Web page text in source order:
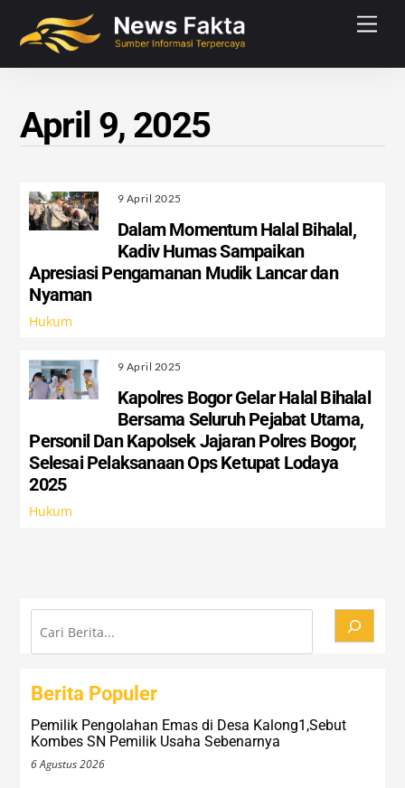
content
April 9, 2025
9 April 2025
Dalam Momentum Halal Bihalal,
Kadiv Humas Sampaikan
Apresiasi Pengamanan Mudik Lancar dan
Nyaman
Hukum
9 April 2025
Kapolres Bogor Gelar Halal Bihalal
Bersama Seluruh Pejabat Utama,
Personil Dan Kapolsek Jajaran Polres Bogor,
Selesai Pelaksanaan Ops Ketupat Lodaya
2025
Hukum
Berita Populer
Pemilik Pengolahan Emas di Desa Kalong1,Sebut
Kombes SN Pemilik Usaha Sebenarnya
6 Agustus 2026